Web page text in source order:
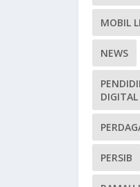
MOBIL
NEWS
DIGITAL
PERSIB